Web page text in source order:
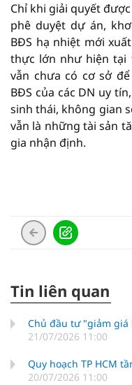
Chỉ khi giải quyết
phê duyệt dự án,
BĐS hạ nhiệt mới
thực lớn như hiện tại
vẫn chưa có cơ sở
BĐS của các DN uy
sinh thái, không gian
vẫn là những tài sản
gia nhận định.
Tin liên quan
Chủ đầu tư "giảm giá
21/07/2026 11:00
Quy hoạch TP HCM
20/07/2026 11:00